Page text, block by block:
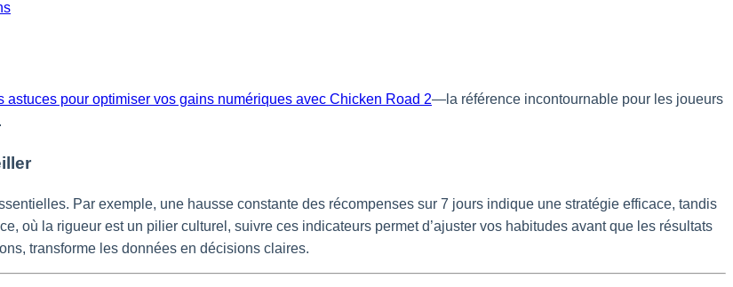
astuces pour optimiser vos gains numériques avec Chicken Road 2—la référence incontournable pour les joueurs
Par exemple, une hausse constante des récompenses sur 7 jours indique une stratégie efficace, tandis
où la rigueur est un pilier culturel, suivre ces indicateurs permet d’ajuster vos habitudes avant que les résultats
transforme les données en décisions claires.